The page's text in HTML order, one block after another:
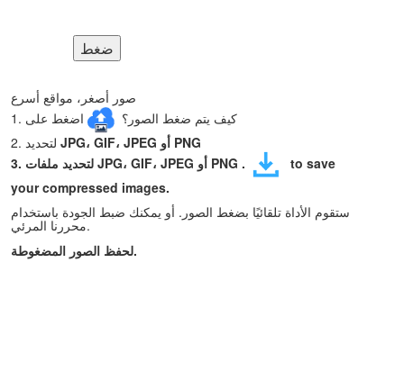
ضغط
صور أصغر، مواقع أسرع
1. كيف يتم ضغط الصور؟
اضغط على
JPG، GIF، JPEG أو PNG
JPG، GIF، JPEG أو PNG .
to save
your compressed images.
ستقوم الأداة تلقائيًا بضغط الصور. أو يمكنك ضبط الجودة باستخدام
محررنا المرئي.
لحفظ الصور المضغوطة.